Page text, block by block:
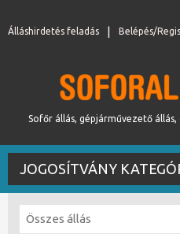
Belépés/
Álláshirdetés feladás
Sofőr állás, gépjárművezető
JOGOSÍTVÁNY